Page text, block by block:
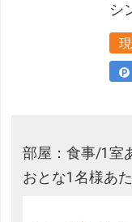
シ
部屋：食事/1室
おとな1名様あ